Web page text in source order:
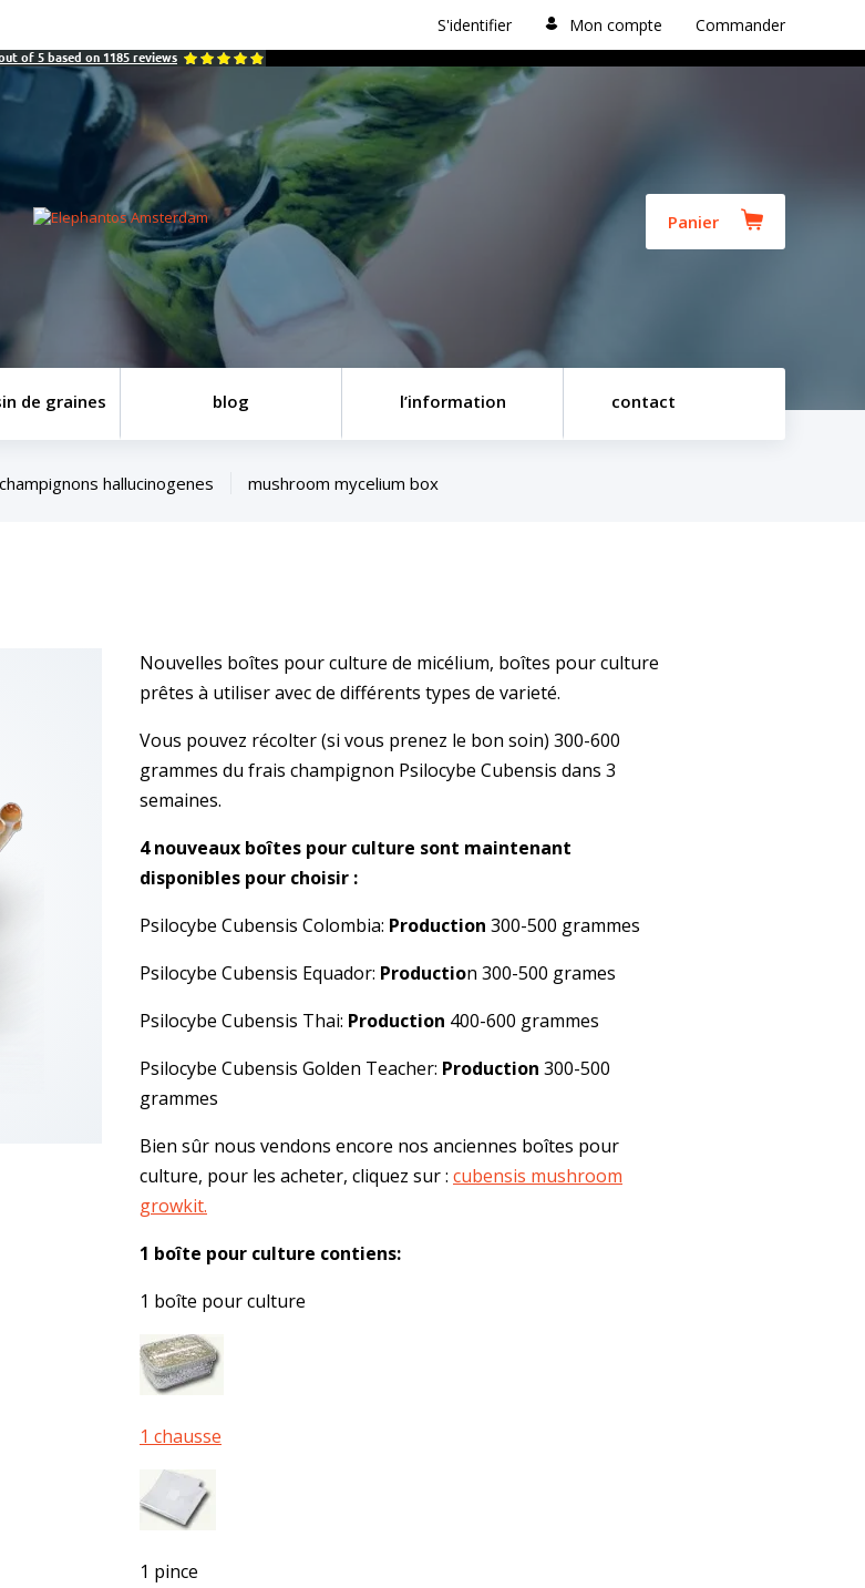
S'identifier Mon compte Commander
of 5 based on 1185 reviews
Panier
de graines blog l’information contact
hallucinogenes mushroom mycelium box
Nouvelles boîtes pour culture de micélium, boîtes pour culture
prêtes à utiliser avec de différents types de varieté.
Vous pouvez récolter (si vous prenez le bon soin) 300-600
grammes du frais champignon Psilocybe Cubensis dans 3
semaines.
4 nouveaux boîtes pour culture sont maintenant
disponibles pour choisir :
Psilocybe Cubensis Colombia: Production 300-500 grammes
Psilocybe Cubensis Equador: Production 300-500 grames
Psilocybe Cubensis Thai: Production 400-600 grammes
Psilocybe Cubensis Golden Teacher: Production 300-500
grammes
Bien sûr nous vendons encore nos anciennes boîtes pour
culture, pour les acheter, cliquez sur : cubensis mushroom
growkit.
1 boîte pour culture contiens:
1 boîte pour culture
1 chausse
1 pince